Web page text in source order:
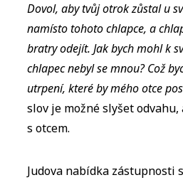
Dovol, aby tvůj otrok zůstal u
namísto tohoto chlapce, a
bratry odejít. Jak bych mohl k
chlapec nebyl se mnou? Což
utrpení, které by mého otce
slov je možné slyšet
s otcem.
Judova nabídka